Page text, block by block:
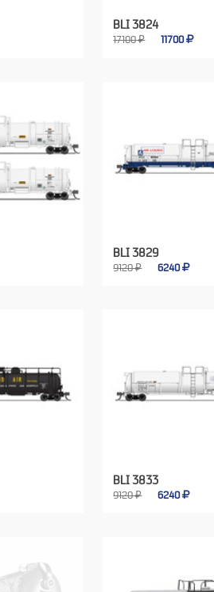
BLI 3824
17100 ₽ 11700
BLI 3829
9120 ₽ 6240
BLI 3833
9120 ₽ 6240